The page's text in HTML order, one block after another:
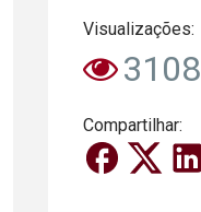
Visualizações:
3108
Compartilhar: